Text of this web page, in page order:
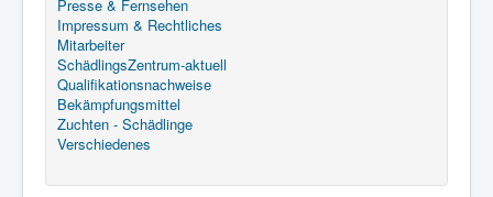
Presse & Fernsehen
Impressum & Rechtliches
Mitarbeiter
SchädlingsZentrum-aktuell
Qualifikationsnachweise
Bekämpfungsmittel
Zuchten - Schädlinge
Verschiedenes